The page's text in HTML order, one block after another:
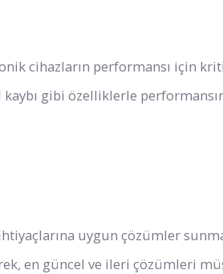
cihazların performansı için
gibi özelliklerle
uygun çözümler
en güncel ve ileri çözümleri